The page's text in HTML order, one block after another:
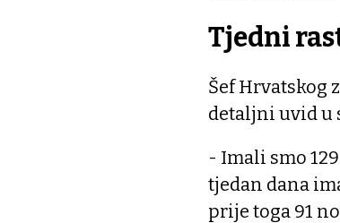
Tjedni
Šef Hrvatskog
detaljni uvid u
- Imali smo
tjedan dana
prije toga 91